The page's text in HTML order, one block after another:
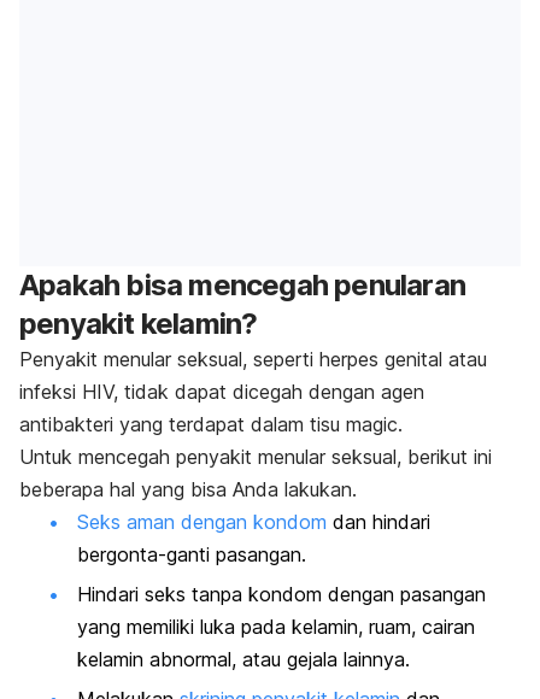
Apakah bisa mencegah penularan
penyakit kelamin?
Penyakit menular seksual, seperti herpes genital atau
infeksi HIV, tidak dapat dicegah dengan agen
antibakteri yang terdapat dalam tisu magic.
Untuk mencegah penyakit menular seksual, berikut ini
beberapa hal yang bisa Anda lakukan.
Seks aman dengan kondom dan hindari
bergonta-ganti pasangan.
Hindari seks tanpa kondom dengan pasangan
yang memiliki luka pada kelamin, ruam, cairan
kelamin abnormal, atau gejala lainnya.